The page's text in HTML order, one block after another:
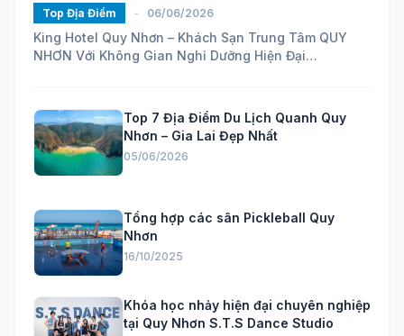
Top Địa Điểm - 06/06/2026
King Hotel Quy Nhơn – Khách Sạn Trung Tâm QUY
NHƠN Với Không Gian Nghỉ Dưỡng Hiện Đại
Top 7 Địa Điểm Du Lịch Quanh Quy
Nhơn – Gia Lai Đẹp Nhất
05/06/2026
Tổng hợp các sân Pickleball Quy
Nhơn
16/10/2025
Khóa học nhảy hiện đại chuyên nghiệp
tại Quy Nhơn S.T.S Dance Studio